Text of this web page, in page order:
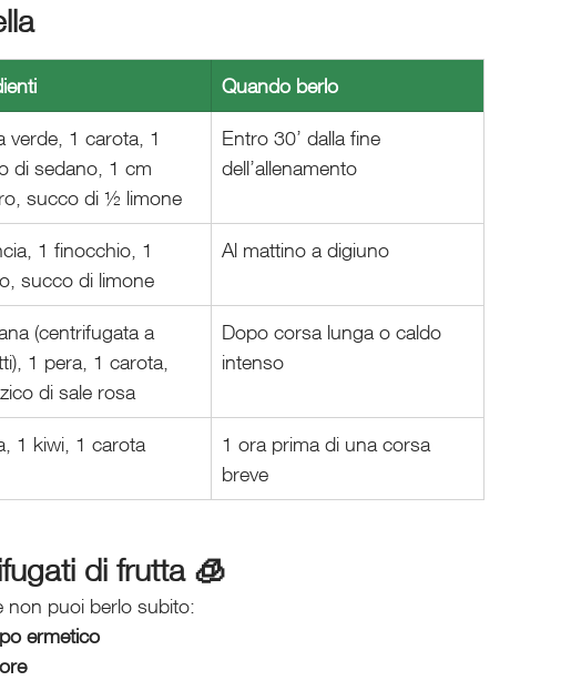
Quando berlo
verde, 1 carota, 1
di sedano, 1 cm
succo di ½ limone
Entro 30’ dalla fine
dell’allenamento
1 finocchio, 1
succo di limone
Al mattino a digiuno
(centrifugata a
1 pera, 1 carota,
di sale rosa
Dopo corsa lunga o caldo
intenso
1 kiwi, 1 carota
1 ora prima di una corsa
breve
di frutta 🧊
non puoi berlo subito:
ermetico